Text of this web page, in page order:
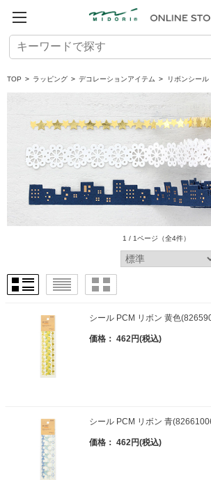
TOP > ラッピング > デコレーションアイテム > リボンシール
1 / 1ページ （全4件）
シール PCM リボン 黄色
価格： 462円(税込)
シール PCM リボン 青
価格： 462円(税込)